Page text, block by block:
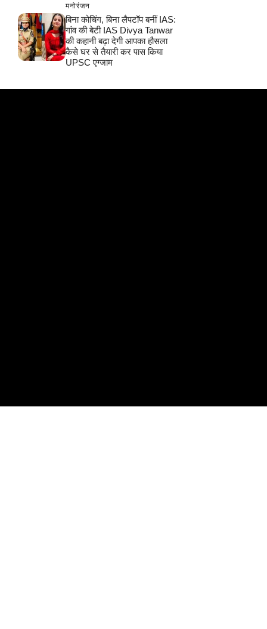
मनोरंजन
बिना कोचिंग, बिना लैपटॉप बनीं IAS:
गांव की बेटी IAS Divya Tanwar
की कहानी बढ़ा देगी आपका हौसला
कैसे घर से तैयारी कर पास किया
UPSC एग्जाम